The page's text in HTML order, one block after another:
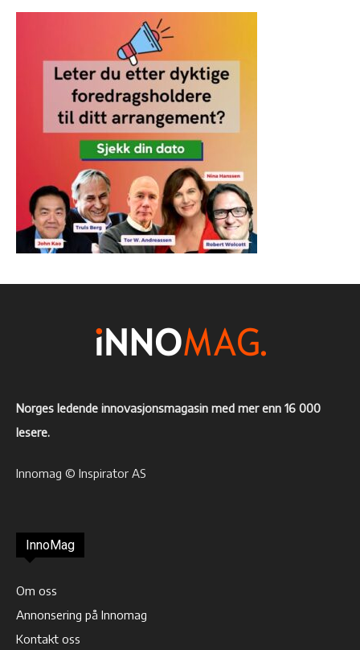
Norges ledende innovasjonsmagasin med mer enn 16 000
lesere.
Innomag © Inspirator AS
InnoMag
Om oss
Annonsering på Innomag
Kontakt oss